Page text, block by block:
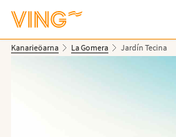
Kanarieöarna La Gomera Jardín Tecina